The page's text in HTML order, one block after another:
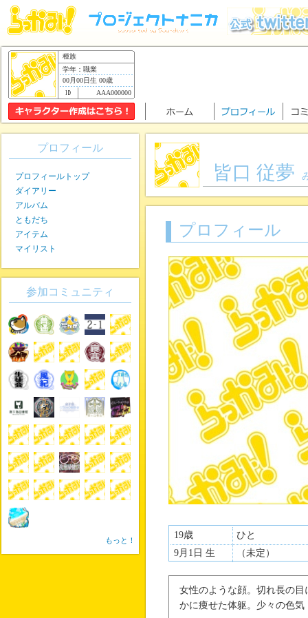
種族
学年：職業
00月00日生 00歳
AAA000000
皆口 従夢
プロフィール
19歳
ひと
9月1日 生
（未定）
女性のような顔。切れ長の
かに痩せた体躯。少々の色気
プロフィール
プロフィールトップ
ダイアリー
アルバム
ともだち
アイテム
マイリスト
参加コミュニティ
もっと！